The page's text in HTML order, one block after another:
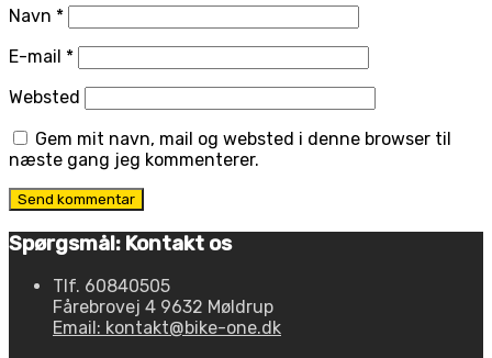
Navn *
E-mail *
Websted
Gem mit navn, mail og websted i denne browser til
næste gang jeg kommenterer.
Spørgsmål: Kontakt os
Tlf. 60840505
Fårebrovej 4 9632 Møldrup
Email: kontakt@bike-one.dk